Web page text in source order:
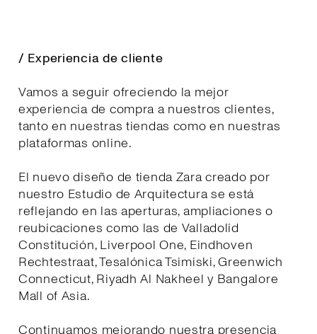
/ Experiencia de cliente
Vamos a seguir ofreciendo la mejor
experiencia de compra a nuestros clientes,
tanto en nuestras tiendas como en nuestras
plataformas online.
El nuevo diseño de tienda Zara creado por
nuestro Estudio de Arquitectura se está
reflejando en las aperturas, ampliaciones o
reubicaciones como las de Valladolid
Constitución, Liverpool One, Eindhoven
Rechtestraat, Tesalónica Tsimiski, Greenwich
Connecticut, Riyadh Al Nakheel y Bangalore
Mall of Asia.
Continuamos mejorando nuestra presencia